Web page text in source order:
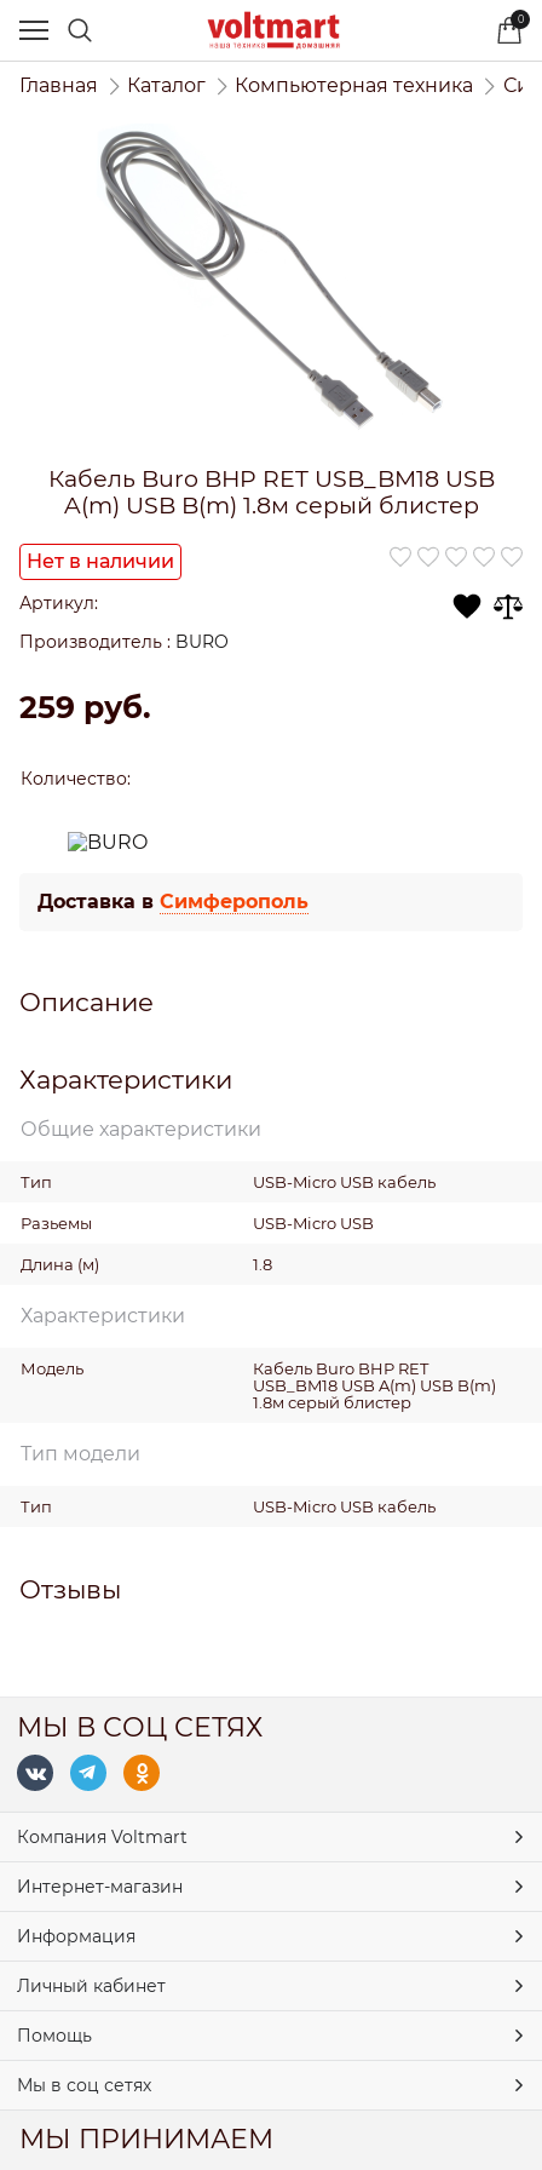
0
Главная Каталог Компьютерная техника
Кабель Buro BHP RET USB_BM18 USB
A(m) USB B(m) 1.8м серый блистер
Нет в наличии
Артикул:
Производитель : BURO
259 руб.
Количество:
Доставка в Симферополь
Описание
Характеристики
Общие характеристики
Тип USB-Micro USB кабель
Разьемы USB-Micro USB
Длина (м) 1.8
Характеристики
Модель
Кабель Buro BHP RET
USB_BM18 USB A(m) USB B(m)
1.8м серый блистер
Тип модели
Тип USB-Micro USB кабель
Отзывы
МЫ В СОЦ СЕТЯХ
Компания Voltmart
Интернет-магазин
Информация
Личный кабинет
Помощь
Мы в соц сетях
МЫ ПРИНИМАЕМ